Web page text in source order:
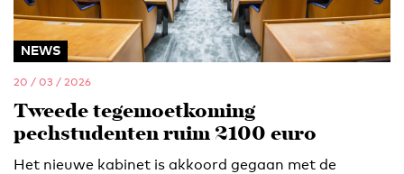
NEWS
20 / 03 / 2026
Tweede tegemoetkoming
pechstudenten ruim 2100 euro
Het nieuwe kabinet is akkoord gegaan met de